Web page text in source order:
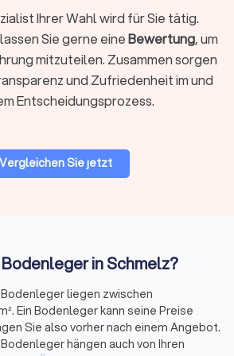
eignen sich für Küchen, Bäder
Bereiche. Die Verlegung erfolgt
oder vollflächig
ermöglicht schnelle
Es besteht aus einer HDF-
Behaglichkeit und
wird vollflächig verklebt
Teppichleisten verlegt. Zur
, Velours- und
Ihrer Wahl wird für Sie tätig.
Sie gerne eineBewertung, um
mitzuteilen. Zusammen sorgen
und Zufriedenheit im und
Entscheidungsprozess.
Vergleichen Sie jetzt
in Schmelz?
liegen zwischen
Ein Bodenleger kann seine Preise
Sie also vorher nach einem Angebot.
hängen auch von Ihren